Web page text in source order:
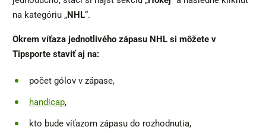
na kategóriu „NHL“.
Okrem víťaza jednotlivého zápasu NHL si môžete v
Tipsporte staviť aj na:
počet gólov v zápase,
handicap,
kto bude víťazom zápasu do rozhodnutia,